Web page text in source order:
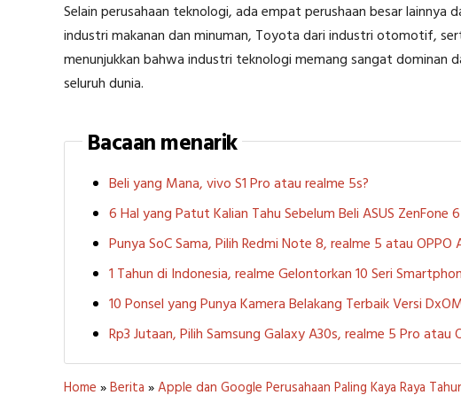
Selain perusahaan teknologi, ada empat perushaan besar lainnya
industri makanan dan minuman, Toyota dari industri otomotif,
menunjukkan bahwa industri teknologi memang sangat dominan
seluruh dunia.
Bacaan menarik
Beli yang Mana, vivo S1 Pro atau realme 5s?
6 Hal yang Patut Kalian Tahu Sebelum Beli ASUS ZenFone 6
Punya SoC Sama, Pilih Redmi Note 8, realme 5 atau OPPO
1 Tahun di Indonesia, realme Gelontorkan 10 Seri
10 Ponsel yang Punya Kamera Belakang Terbaik Versi
Rp3 Jutaan, Pilih Samsung Galaxy A30s, realme 5 Pro atau
Home »Berita »Apple dan Google Perusahaan Paling Kaya Raya